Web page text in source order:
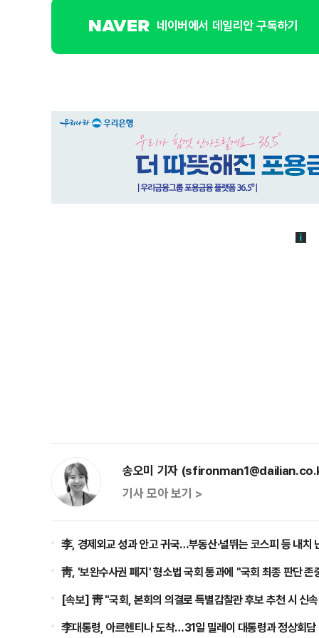
네이버에서 데일리안 구독하기
송오미 기자
기사 모아 보기 >
李, 경제외교 성과 안고 귀국…부동산·널뛰는 코스피 등 내치
靑, '보완수사권 폐지' 형소법 국회 통과에 "국회 최종 판단 존
[속보] 靑 "국회, 본회의 의결로 특별감찰관 후보 추천 시 신
李대통령, 아르헨티나 도착…31일 밀레이 대통령과 정상회담